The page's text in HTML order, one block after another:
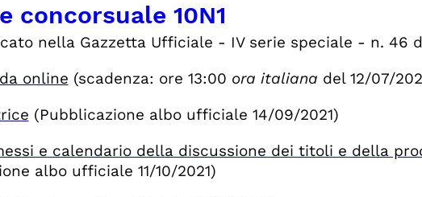
concorsuale 10N1
nella Gazzetta Ufficiale - IV serie speciale - n. 46
online (scadenza: ore 13:00 ora italiana del 12/07/
(Pubblicazione albo ufficiale 14/09/2021)
e calendario della discussione dei titoli e della
albo ufficiale 11/10/2021)